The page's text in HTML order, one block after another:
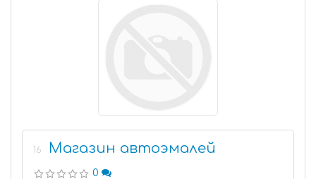
16 Магазин автоэмалей
0